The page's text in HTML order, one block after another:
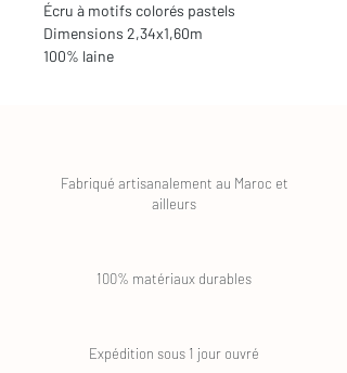
Écru à motifs colorés pastels
Dimensions 2,34x1,60m
100% laine
Fabriqué artisanalement au Maroc et
ailleurs
100% matériaux durables
Expédition sous 1 jour ouvré